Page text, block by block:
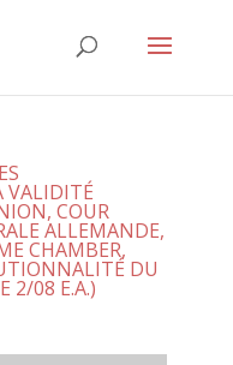
VALIDITÉ
COUR
ALLEMANDE,
CHAMBER,
DU
2/08 E.A.)